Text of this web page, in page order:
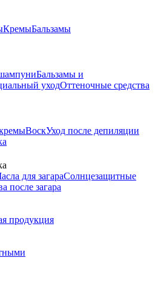
КремыБальзамы
Бальзамы и
уходОттеночные средства
ВоскУход после депиляции
для загараСолнцезащитные
после загара
продукция